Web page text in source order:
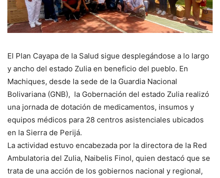
El Plan Cayapa de la Salud sigue desplegándose a lo largo
y ancho del estado Zulia en beneficio del pueblo. En
Machiques, desde la sede de la Guardia Nacional
Bolivariana (GNB), la Gobernación del estado Zulia realizó
una jornada de dotación de medicamentos, insumos y
equipos médicos para 28 centros asistenciales ubicados
en la Sierra de Perijá.
La actividad estuvo encabezada por la directora de la Red
Ambulatoria del Zulia, Naibelis Finol, quien destacó que se
trata de una acción de los gobiernos nacional y regional,